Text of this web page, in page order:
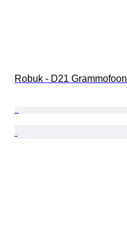
Robuk - D21 Grammofoon